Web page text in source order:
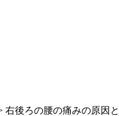
右後ろの腰の痛みの原因